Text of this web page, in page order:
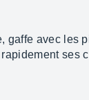
gaffe avec les
ses